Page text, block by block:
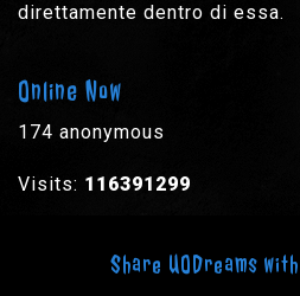
direttamente dentro di essa.
Online Now
174 anonymous
Visits: 116391299
Share UODreams